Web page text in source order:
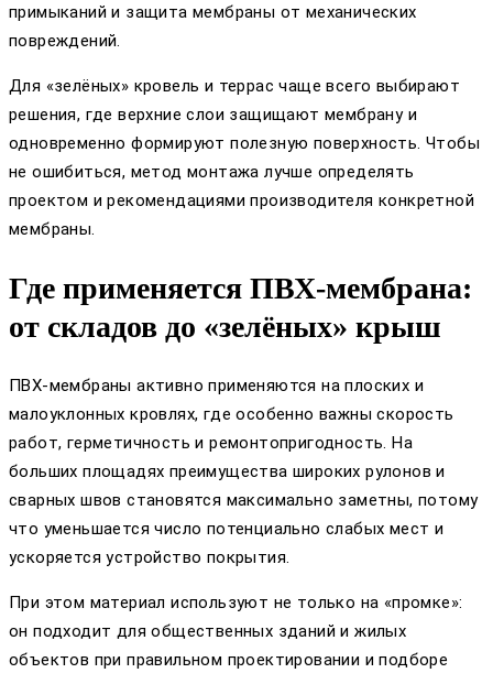
примыканий и защита мембраны от механических
повреждений.
Для «зелёных» кровель и террас чаще всего выбирают
решения, где верхние слои защищают мембрану и
одновременно формируют полезную поверхность. Чтобы
не ошибиться, метод монтажа лучше определять
проектом и рекомендациями производителя конкретной
мембраны.
Где применяется ПВХ-мембрана:
от складов до «зелёных» крыш
ПВХ-мембраны активно применяются на плоских и
малоуклонных кровлях, где особенно важны скорость
работ, герметичность и ремонтопригодность. На
больших площадях преимущества широких рулонов и
сварных швов становятся максимально заметны, потому
что уменьшается число потенциально слабых мест и
ускоряется устройство покрытия.
При этом материал используют не только на «промке»:
он подходит для общественных зданий и жилых
объектов при правильном проектировании и подборе